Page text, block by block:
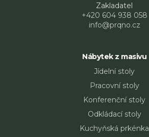
Zakladatel
+420 604 938 058
info@prqno.cz
Nábytek z masivu
Jídelní stoly
Pracovní stoly
Konferenční stoly
Odkládací stoly
Kuchyňská prkénka